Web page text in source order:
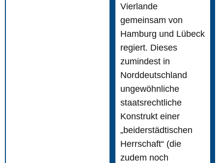
Vierlande
gemeinsam von
Hamburg und Lübeck
regiert. Dieses
zumindest in
Norddeutschland
ungewöhnliche
staatsrechtliche
Konstrukt einer
„beiderstädtischen
Herrschaft“ (die
zudem noch